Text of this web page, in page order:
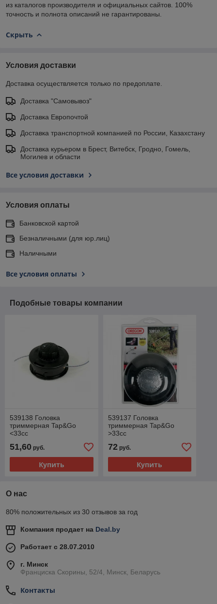
из каталогов производителя и официальных сайтов. 100%
точность и полнота описаний не гарантированы.
Скрыть
Условия доставки
Доставка осуществляется только по предоплате.
Доставка "Самовывоз"
Доставка Европочтой
Доставка транспортной компанией по России, Казахстану
Доставка курьером в Брест, Витебск, Гродно, Гомель,
Могилев и области
Все условия доставки
Условия оплаты
Банковской картой
Безналичными (для юр.лиц)
Наличными
Все условия оплаты
Подобные товары компании
539138 Головка
триммерная Tap&Go
<33cc
51,60 руб.
Купить
539137 Головка
триммерная Tap&Go
>33cc
72руб.
Купить
О нас
80% положительных из 30 отзывов за год
Компания продает на Deal.by
Работает с 28.07.2010
г. Минск
Франциска Скорины, 52/4, Минск, Беларусь
Контакты